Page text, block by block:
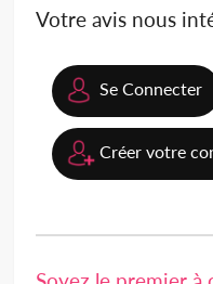
Votre avis nous
Se Connecter
Créer votre